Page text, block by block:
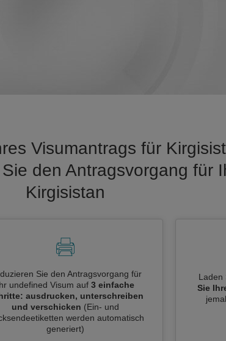
Visumantrags für
den Antragsvorgang für
Kirgisistan
Sie den Antragsvorgang für
undefined Visum auf 3 einfache
ausdrucken, unterschreiben
und verschicken (Ein- und
werden automatisch
generiert)
Laden
Sie